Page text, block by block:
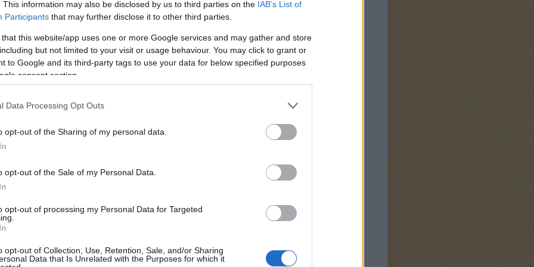
This information may also be disclosed by us to third parties on the IAB’s List of
Participants that may further disclose it to other third parties.
that this website/app uses one or more Google services and may gather and store
but not limited to your visit or usage behaviour. You may click to grant or
to Google and its third-party tags to use your data for below specified purposes
consent section.
Data Processing Opt Outs
opt-out of the Sharing of my personal data.
opt-out of the Sale of my Personal Data.
opt-out of processing my Personal Data for Targeted
opt-out of Collection, Use, Retention, Sale, and/or Sharing
Data that Is Unrelated with the Purposes for which it
)
Jó kincskeresést mindenkinek!
Tetszik 0
Szólj hozzá!
Mégis maradunk
Tetszik